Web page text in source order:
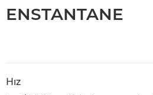
ENSTANTANE
Hız